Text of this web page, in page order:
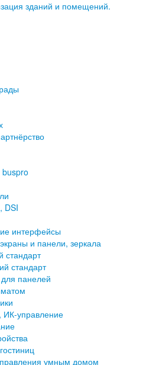
зданий и помещений.
DSI
интерфейсы
и панели, зеркала
стандарт
стандарт
панелей
ИК-управление
умным домом